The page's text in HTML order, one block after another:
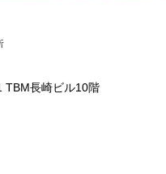
TBM長崎ビル10階